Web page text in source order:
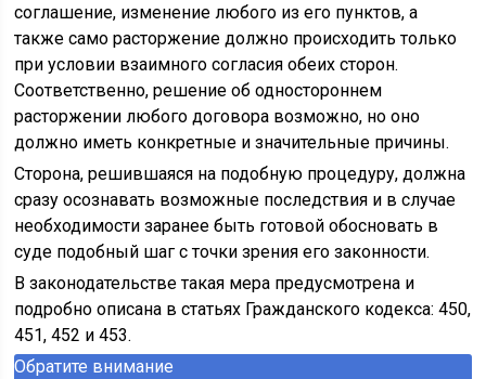
соглашение, изменение любого из его пунктов, а
также само расторжение должно происходить только
при условии взаимного согласия обеих сторон.
Соответственно, решение об одностороннем
расторжении любого договора возможно, но оно
должно иметь конкретные и значительные причины.
Сторона, решившаяся на подобную процедуру, должна
сразу осознавать возможные последствия и в случае
необходимости заранее быть готовой обосновать в
суде подобный шаг с точки зрения его законности.
В законодательстве такая мера предусмотрена и
подробно описана в статьях Гражданского кодекса: 450,
451, 452 и 453.
Обратите внимание